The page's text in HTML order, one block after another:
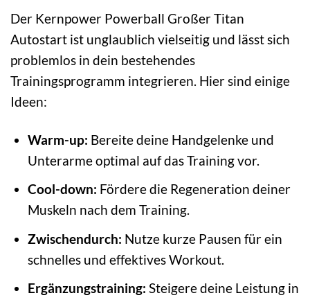
Der Kernpower Powerball Großer Titan
Autostart ist unglaublich vielseitig und lässt sich
problemlos in dein bestehendes
Trainingsprogramm integrieren. Hier sind einige
Ideen:
Warm-up: Bereite deine Handgelenke und
Unterarme optimal auf das Training vor.
Cool-down: Fördere die Regeneration deiner
Muskeln nach dem Training.
Zwischendurch: Nutze kurze Pausen für ein
schnelles und effektives Workout.
Ergänzungstraining: Steigere deine Leistung in